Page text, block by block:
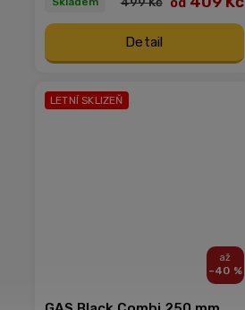
Detail
LETNÍ SKLIZEŇ
–40 %